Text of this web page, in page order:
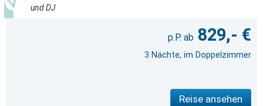
und DJ
829,- €
3 Nächte, im Doppelzimmer
Reise ansehen